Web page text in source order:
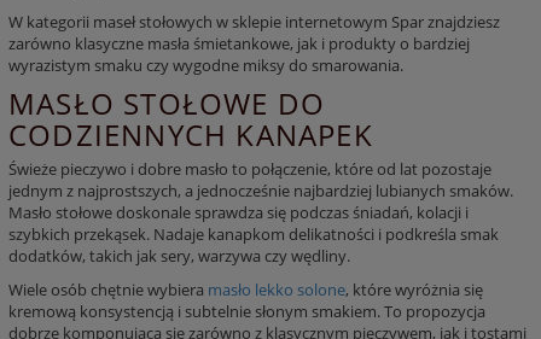
W kategorii maseł stołowych w sklepie internetowym Spar znajdziesz
zarówno klasyczne masła śmietankowe, jak i produkty o bardziej
wyrazistym smaku czy wygodne miksy do smarowania.
MASŁO STOŁOWE DO
CODZIENNYCH KANAPEK
Świeże pieczywo i dobre masło to połączenie, które od lat pozostaje
jednym z najprostszych, a jednocześnie najbardziej lubianych smaków.
Masło stołowe doskonale sprawdza się podczas śniadań, kolacji i
szybkich przekąsek. Nadaje kanapkom delikatności i podkreśla smak
dodatków, takich jaksery, warzywa czywędliny.
Wiele osób chętnie wybiera masło lekko solone, które wyróżnia się
kremową konsystencją i subtelnie słonym smakiem. To propozycja
dobrze komponująca się zarówno z klasycznym pieczywem, jak i tostami